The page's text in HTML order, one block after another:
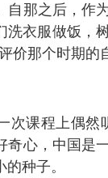
自那之后，作
洗衣服做饭，
价那个时期的
次课程上偶
奇心，中国是
种子。